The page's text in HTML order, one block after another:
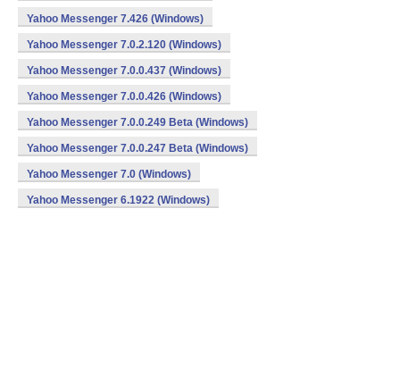
Yahoo Messenger 7.426 (Windows)
Yahoo Messenger 7.0.2.120 (Windows)
Yahoo Messenger 7.0.0.437 (Windows)
Yahoo Messenger 7.0.0.426 (Windows)
Yahoo Messenger 7.0.0.249 Beta (Windows)
Yahoo Messenger 7.0.0.247 Beta (Windows)
Yahoo Messenger 7.0 (Windows)
Yahoo Messenger 6.1922 (Windows)